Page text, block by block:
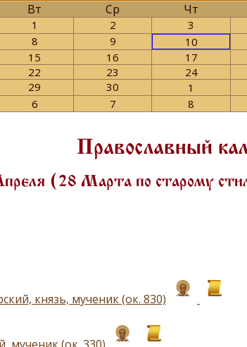
Вт Ср Чт
1 2
3
8 9
10
15 16
17
22 23
24
29 30
1
6 7 8
Православный
(28 Марта по старому
князь, мученик (ок. 830)